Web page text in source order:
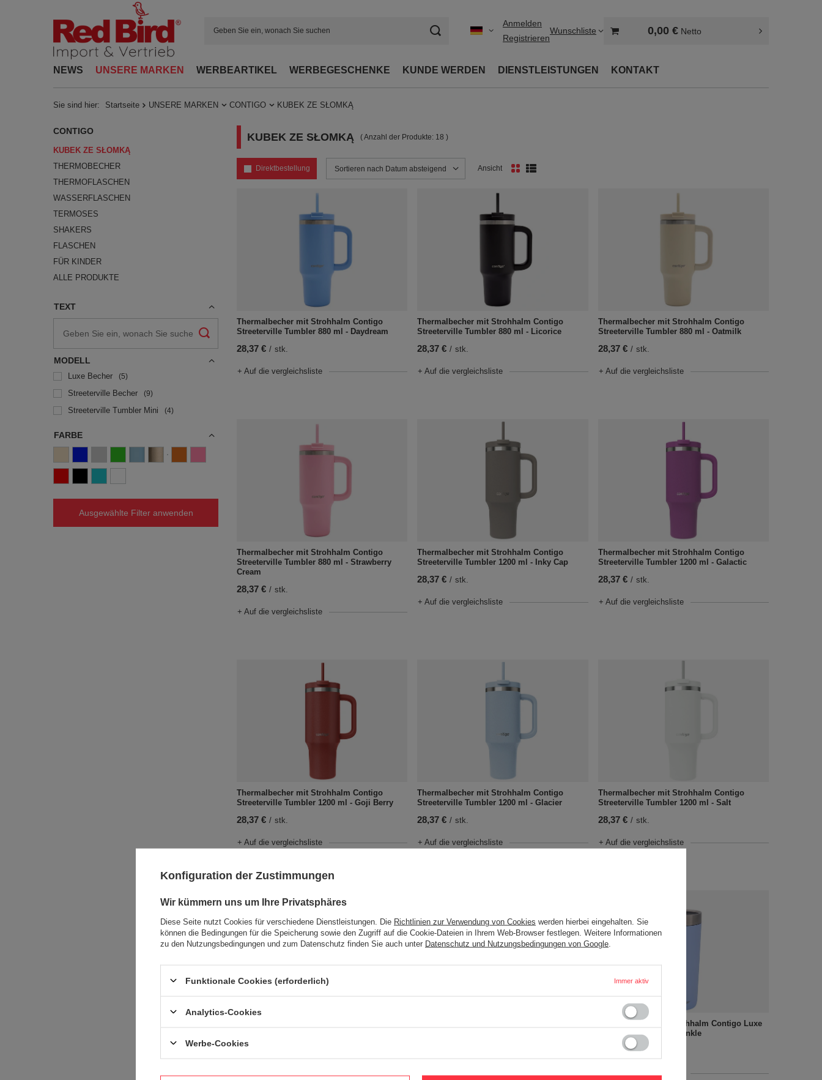
Anmelden
Registrieren
Wunschliste 0,00 € Netto
NEWS UNSERE MARKEN WERBEARTIKEL WERBEGESCHENKE KUNDE WERDEN DIENSTLEISTUNGEN KONTAKT
Sie sind hier: Startseite UNSERE MARKEN CONTIGO KUBEK ZE SŁOMKĄ
CONTIGO
KUBEK ZE SŁOMKĄ
THERMOBECHER
THERMOFLASCHEN
WASSERFLASCHEN
TERMOSES
SHAKERS
FLASCHEN
FÜR KINDER
ALLE PRODUKTE
TEXT
MODELL
Luxe Becher 5
Streeterville Becher 9
Streeterville Tumbler Mini 4
FARBE
Ausgewählte Filter anwenden
KUBEK ZE SŁOMKĄ ( Anzahl der Produkte: 18 )
Direktbestellung Sortierung ändern
Sortieren nach Datum absteigend Ansicht
Thermalbecher mit Strohhalm Contigo
Streeterville Tumbler 880 ml - Daydream
28,37 € / stk.
+ Auf die vergleichsliste
Thermalbecher mit Strohhalm Contigo
Streeterville Tumbler 880 ml - Licorice
28,37 € / stk.
+ Auf die vergleichsliste
Thermalbecher mit Strohhalm Contigo
Streeterville Tumbler 880 ml - Oatmilk
28,37 € / stk.
+ Auf die vergleichsliste
Thermalbecher mit Strohhalm Contigo
Streeterville Tumbler 880 ml - Strawberry
Cream
28,37 € / stk.
+ Auf die vergleichsliste
Thermalbecher mit Strohhalm Contigo
Streeterville Tumbler 1200 ml - Inky Cap
28,37 € / stk.
+ Auf die vergleichsliste
Thermalbecher mit Strohhalm Contigo
Streeterville Tumbler 1200 ml - Galactic
28,37 € / stk.
+ Auf die vergleichsliste
Thermalbecher mit Strohhalm Contigo
Streeterville Tumbler 1200 ml - Goji Berry
28,37 € / stk.
+ Auf die vergleichsliste
Thermalbecher mit Strohhalm Contigo
Streeterville Tumbler 1200 ml - Glacier
28,37 € / stk.
+ Auf die vergleichsliste
Thermalbecher mit Strohhalm Contigo
Streeterville Tumbler 1200 ml - Salt
28,37 € / stk.
+ Auf die vergleichsliste
Thermobecher mit strohhalm Contigo Luxe
Tumbler 720ml - Periwinkle
30,26 € / stk.
Konfiguration der Zustimmungen
Wir kümmern uns um Ihre Privatsphäres
Diese Seite nutzt Cookies für verschiedene Dienstleistungen. Die Richtlinien zur Verwendung von Cookies werden hierbei eingehalten. Sie
können die Bedingungen für die Speicherung sowie den Zugriff auf die Cookie-Dateien in Ihrem Web-Browser festlegen. Weitere Informationen
zu den Nutzungsbedingungen und zum Datenschutz finden Sie auch unter Datenschutz und Nutzungsbedingungen von Google
Funktionale Cookies (erforderlich) Immer aktiv
Analytics-Cookies
Werbe-Cookies